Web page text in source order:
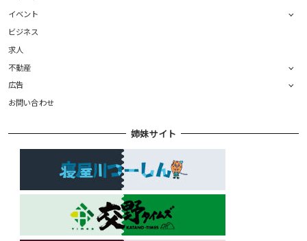
イベント
ビジネス
求人
不動産
広告
お問い合わせ
姉妹サイト